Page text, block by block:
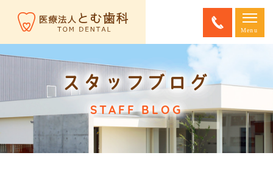
スタッフブログ
STAFF BLOG